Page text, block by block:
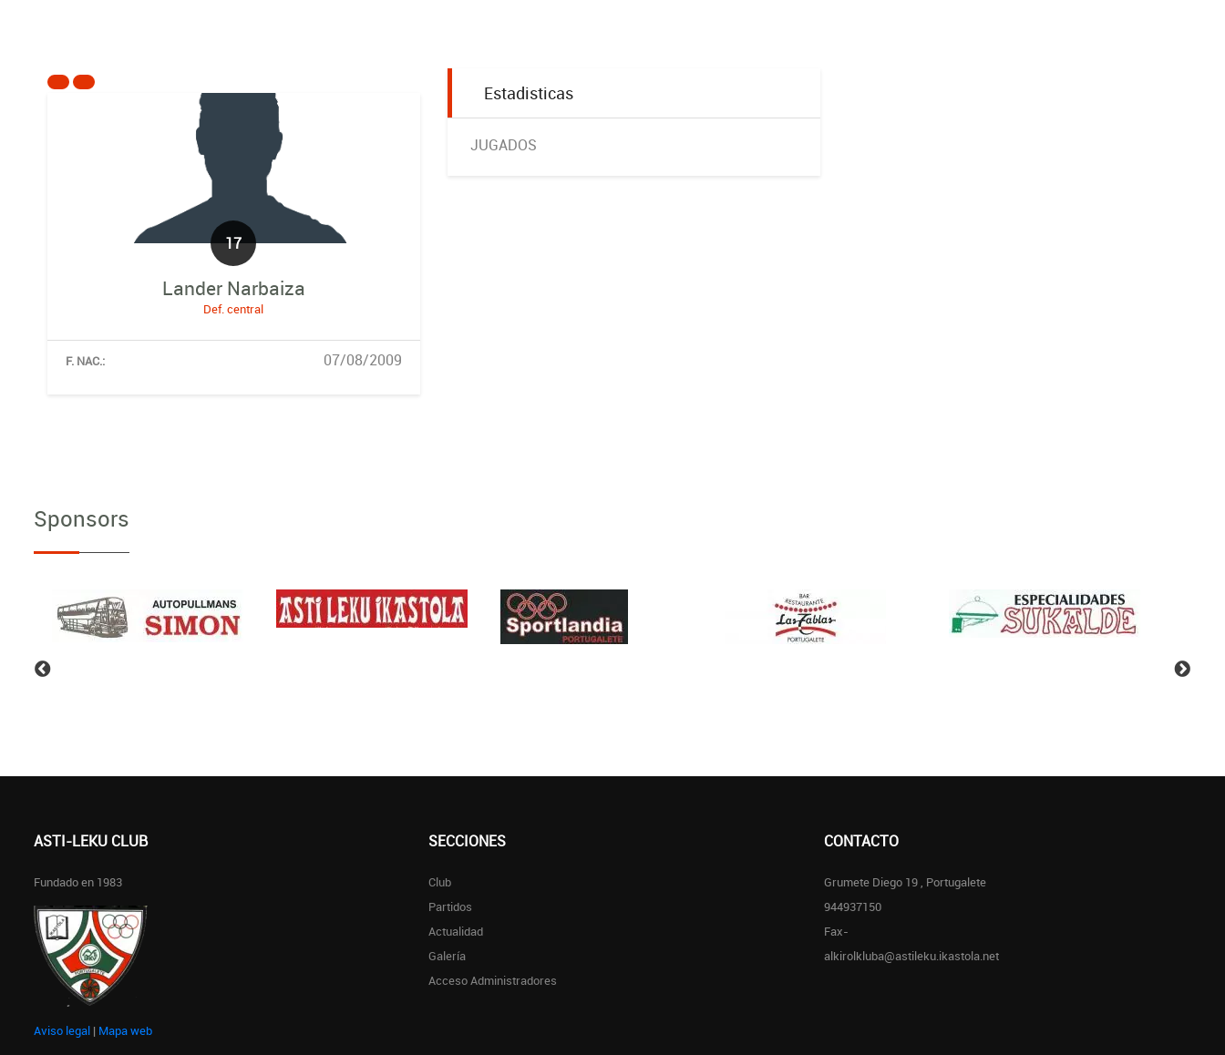
17
Lander Narbaiza
Def. central
F. NAC.: 07/08/2009
Estadisticas
JUGADOS
Sponsors
ASTI-LEKU CLUB
Fundado en 1983
Aviso legal | Mapa web
SECCIONES
Club
Partidos
Actualidad
Galería
Acceso Administradores
CONTACTO
Grumete Diego 19 , Portugalete
944937150
Fax-
alkirolkluba@astileku.ikastola.net